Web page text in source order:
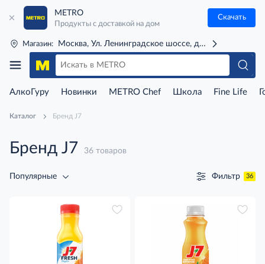
METRO
Продукты с доставкой на дом
Скачать
Магазин: Москва, Ул. Ленинградское шоссе, д. 71Г (м. Речной
АлкоГуру Новинки METRO Chef Школа Fine Life
Каталог Бренд J7
Бренд J7 36 товаров
Популярные Фильтр 36